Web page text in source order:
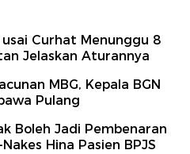
Curhat Menunggu 8
Jelaskan Aturannya
MBG, Kepala BGN
Pulang
Boleh Jadi Pembenaran
Hina Pasien BPJS